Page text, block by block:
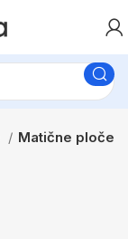
Matične ploče